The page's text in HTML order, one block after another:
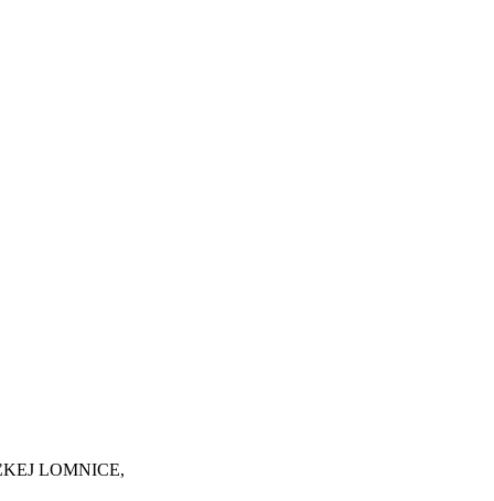
LOMNICE,